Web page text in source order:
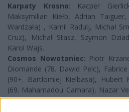
Karpaty Krosno: Kacper
Maksymilian Kiełb, Adrian
Wardzała) , Kamil Radulj, Michał
Cruz), Michał Stasz, Szymon
Karol Wajs.
Cosmos Nowotaniec: Piotr
Diomande (78. Dawid Pelc),
(90+. Bartlomiej Kielbasa), Hubert
(69. Mahamadou Camara), Nazar
Łukasz Piotrowski), Kacper